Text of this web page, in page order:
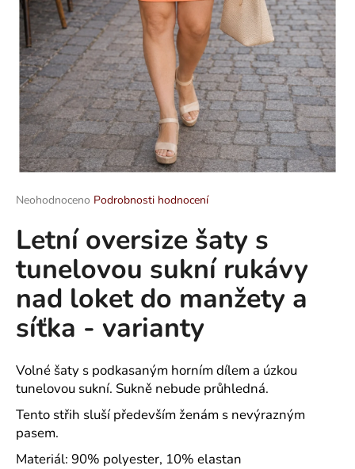
Průměrné
produktu
je
0,0
z
hvězdiček.
Neohodnoceno Podrobnosti hodnocení
Letní oversize šaty s
tunelovou sukní rukávy
nad loket do manžety a
síťka - varianty
Volné šaty s podkasaným horním dílem a úzkou
tunelovou sukní. Sukně nebude průhledná.
Tento střih sluší především ženám s nevýrazným
pasem.
Materiál: 90% polyester, 10% elastan
a
j
í
t
?
D
o
o
r
u
u
j
e
m
e